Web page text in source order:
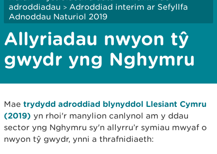
adroddiadau > Adroddiad interim ar Sefyllfa
Adnoddau Naturiol 2019
Allyriadau nwyon tŷ
gwydr yng Nghymru
Mae trydydd adroddiad blynyddol Llesiant Cymru
(2019) yn rhoi'r manylion canlynol am y ddau
sector yng Nghymru sy'n allyrru’r symiau mwyaf o
nwyon tŷ gwydr, ynni a thrafnidiaeth: